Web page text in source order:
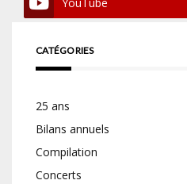
YouTube
CATÉGORIES
25 ans
Bilans annuels
Compilation
Concerts